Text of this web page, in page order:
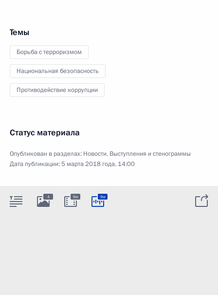
Темы
Борьба с терроризмом
Национальная безопасность
Противодействие коррупции
Статус материала
Опубликован в разделах: Новости, Выступления и стенограммы
Дата публикации:5 марта 2018 года, 14:00
4 9м 9м